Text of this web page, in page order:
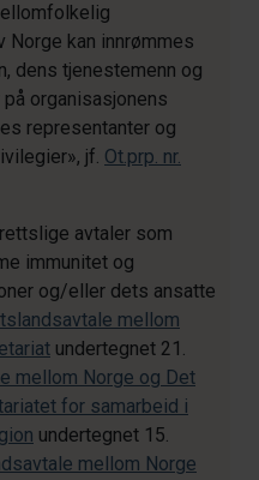
kan innrømmes
dens tjenestemenn og
organisasjonens
representanter og
jf. Ot.prp. nr.
avtaler som
immunitet og
og/eller dets ansatte
mellom
undertegnet 21.
mellom Norge og Det
for samarbeid i
undertegnet 15.
mellom Norge